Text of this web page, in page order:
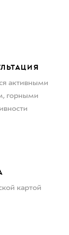
активными
горными
картой